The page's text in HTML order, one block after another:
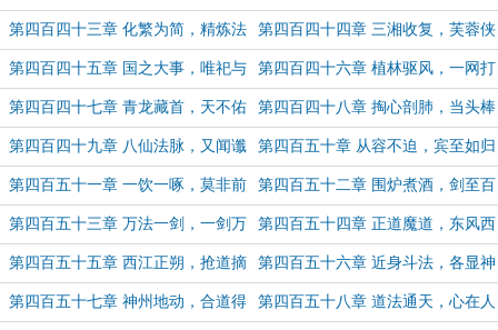
雷 白（艰难而满意的一章）
第四百四十三章 化繁为简，精炼法
宝
第四百四十四章 三湘收复，芙蓉侠
香
第四百四十五章 国之大事，唯祀与
戎
第四百四十六章 植林驱风，一网打
尽
第四百四十七章 青龙藏首，天不佑
苗
第四百四十八章 掏心剖肺，当头棒
喝
第四百四十九章 八仙法脉，又闻谶
言
第四百五十章 从容不迫，宾至如归
第四百五十一章 一饮一啄，莫非前
定
第四百五十二章 围炉煮酒，剑至百
灵
第四百五十三章 万法一剑，一剑万
法
第四百五十四章 正道魔道，东风西
风
第四百五十五章 西江正朔，抢道摘
果
第四百五十六章 近身斗法，各显神
通（5.4K字奉上，求月票支持~）
第四百五十七章 神州地动，合道得 第四百五十八章 道法通天，心在人